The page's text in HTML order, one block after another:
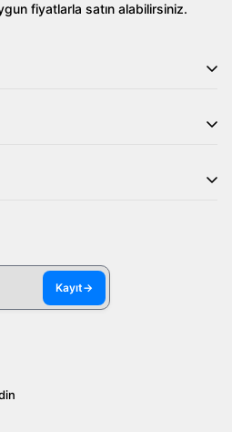
fiyatlarla satın alabilirsiniz.
Kayıt→